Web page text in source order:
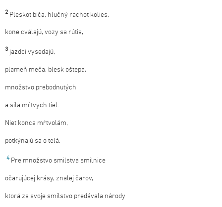
2 Pleskot biča, hlučný rachot kolies,
kone cválajú, vozy sa rútia,
3 jazdci vysedajú,
plameň meča, blesk oštepa,
množstvo prebodnutých
a sila mŕtvych tiel.
Niet konca mŕtvolám,
potkýnajú sa o telá.
4 Pre množstvo smilstva smilnice
očarujúcej krásy, znalej čarov,
ktorá za svoje smilstvo predávala národy